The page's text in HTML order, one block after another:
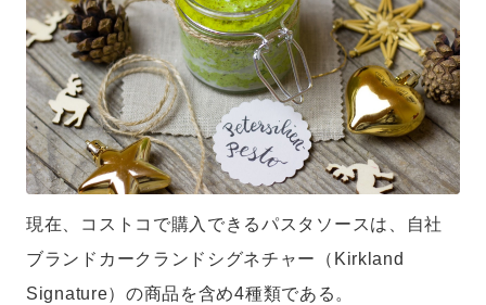
現在、コストコで購入できるパスタソースは、自社
ブランドカークランドシグネチャー（Kirkland
Signature）の商品を含め4種類である。